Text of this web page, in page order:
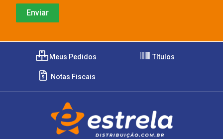
Meus Pedidos Títulos
Notas Fiscais